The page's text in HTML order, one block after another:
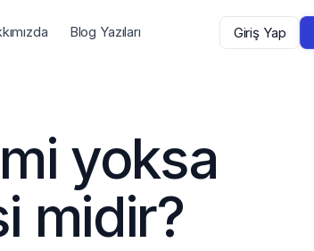
Blog Yazıları Giriş Yap
yoksa
midir?